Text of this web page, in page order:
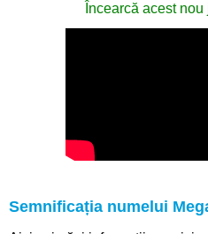
Încearcă acest
Semnificația numelui